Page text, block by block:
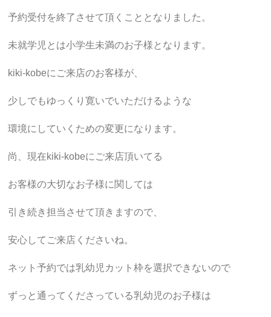
予約受付を終了させて頂くこととなりました。
未就学児とは小学生未満のお子様となります。
kiki-kobeにご来店のお客様が、
少しでもゆっくり寛いでいただけるような
環境にしていくための変更になります。
尚、現在kiki-kobeにご来店頂いてる
お客様の大切なお子様に関しては
引き続き担当させて頂きますので、
安心してご来店くださいね。
ネット予約では乳幼児カット枠を選択できないので
ずっと通ってくださっている乳幼児のお子様は